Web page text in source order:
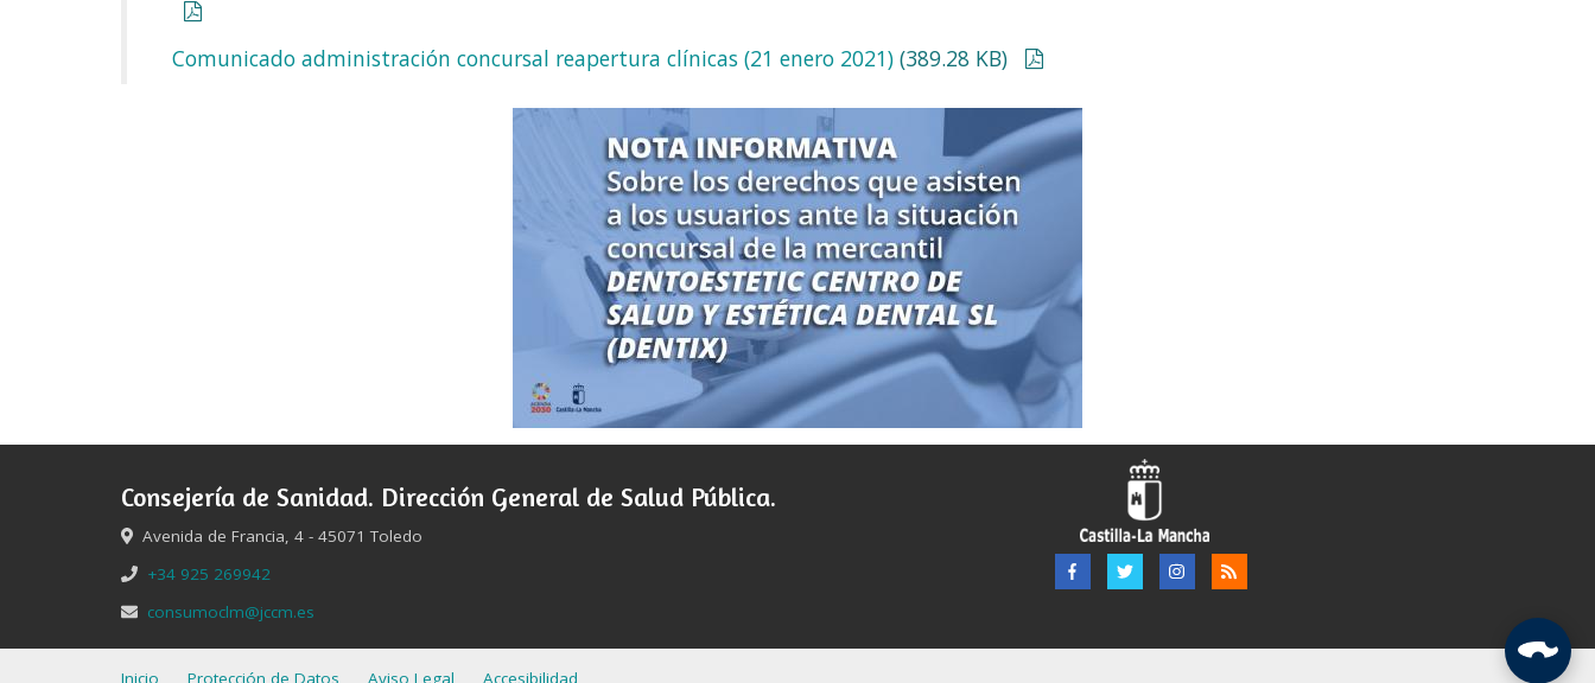
Comunicado administración concursal reapertura clínicas (21 enero 2021) (389.28 KB)
Consejería de Sanidad. Dirección General de Salud Pública.
Avenida de Francia, 4 - 45071 Toledo
+34 925 269942
consumoclm@jccm.es
Inicio Protección de Datos Aviso Legal Accesibilidad